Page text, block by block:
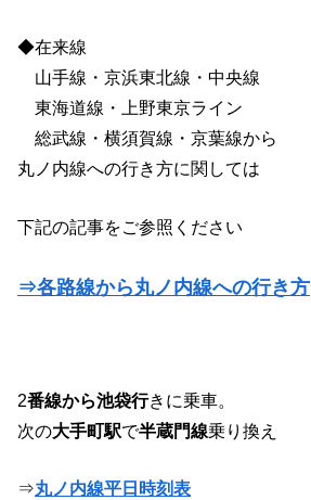
◆在来線
山手線・京浜東北線・中央線
東海道線・上野東京ライン
総武線・横須賀線・京葉線から
丸ノ内線への行き方に関しては
下記の記事をご参照ください
⇒各路線から丸ノ内線への行き方
2番線から池袋行きに乗車。
次の大手町駅で半蔵門線乗り換え
⇒丸ノ内線平日時刻表